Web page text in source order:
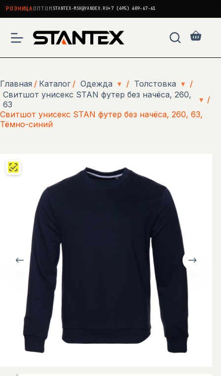
РОЗНИЦА ОПТОМ STANTEX-MSK@YANDEX.RU+7 (495) 409-67-61
сути
Главная / Каталог / Одежда ▾ / Толстовка ▾ /
Свитшот унисекс STAN футер без начёса, 260,
63
▾ /
Свитшот унисекс STAN футер без начёса, 260, 63,
Тёмно-синий